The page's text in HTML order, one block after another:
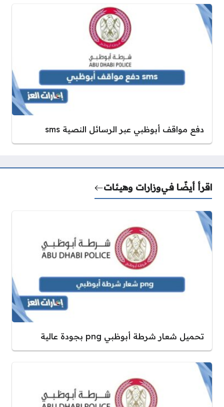
دفع مواقف أبوظبي عبر الرسائل النصية sms
اقرأ أيضًا فيوزارات وهيئات
تحميل شعار شرطة أبوظبي png بجودة عالية